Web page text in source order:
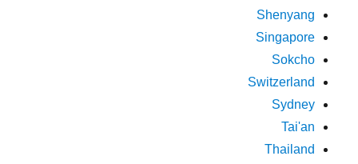
Shenyang
Singapore
Sokcho
Switzerland
Sydney
Tai'an
Thailand